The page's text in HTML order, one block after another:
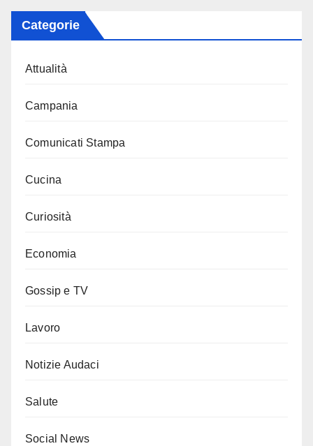
Categorie
Attualità
Campania
Comunicati Stampa
Cucina
Curiosità
Economia
Gossip e TV
Lavoro
Notizie Audaci
Salute
Social News